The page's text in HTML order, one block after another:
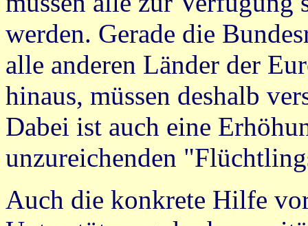
werden. Gerade die
alle anderen Länder der
hinaus, müssen deshalb
Dabei ist auch eine
unzureichenden
Auch die konkrete Hilfe